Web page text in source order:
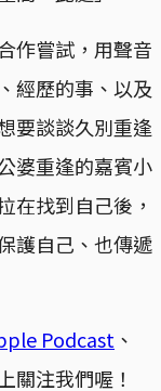
作嘗試，用聲音
經歷的事、以及
要談談久別重逢
婆重逢的嘉賓小
在找到自己後，
護自己、也傳遞
Podcast 、
關注我們喔！